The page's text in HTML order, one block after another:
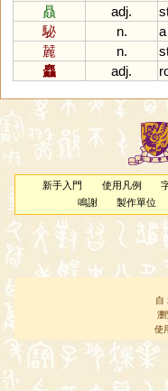
贔
adj.
駜
n. a
麉
n.
麤
adj.
新手入門 使用凡例
鳴謝
製作單位
自
瀏
使